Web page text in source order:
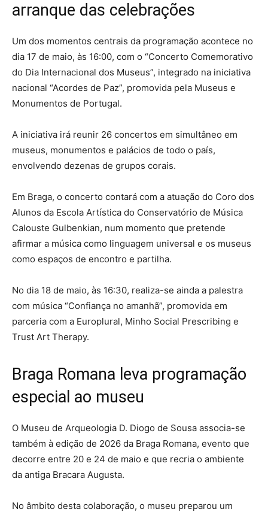
arranque das celebrações
Um dos momentos centrais da programação acontece no
dia 17 de maio, às 16:00, com o “Concerto Comemorativo
do Dia Internacional dos Museus”, integrado na iniciativa
nacional “Acordes de Paz”, promovida pela Museus e
Monumentos de Portugal.
A iniciativa irá reunir 26 concertos em simultâneo em
museus, monumentos e palácios de todo o país,
envolvendo dezenas de grupos corais.
Em Braga, o concerto contará com a atuação do Coro dos
Alunos da Escola Artística do Conservatório de Música
Calouste Gulbenkian, num momento que pretende
afirmar a música como linguagem universal e os museus
como espaços de encontro e partilha.
No dia 18 de maio, às 16:30, realiza-se ainda a palestra
com música “Confiança no amanhã”, promovida em
parceria com a Europlural, Minho Social Prescribing e
Trust Art Therapy.
Braga Romana leva programação
especial ao museu
O Museu de Arqueologia D. Diogo de Sousa associa-se
também à edição de 2026 da Braga Romana, evento que
decorre entre 20 e 24 de maio e que recria o ambiente
da antiga Bracara Augusta.
No âmbito desta colaboração, o museu preparou um